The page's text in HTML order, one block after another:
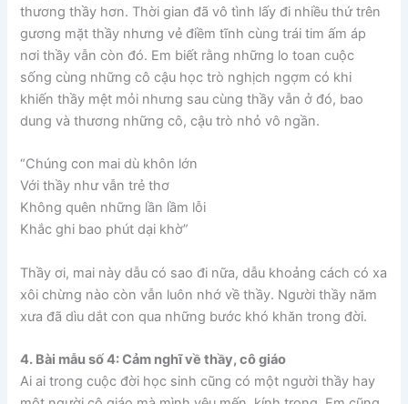
thương thầy hơn. Thời gian đã vô tình lấy đi nhiều thứ trên
gương mặt thầy nhưng vẻ điềm tĩnh cùng trái tim ấm áp
nơi thầy vẫn còn đó. Em biết rằng những lo toan cuộc
sống cùng những cô cậu học trò nghịch ngợm có khi
khiến thầy mệt mỏi nhưng sau cùng thầy vẫn ở đó, bao
dung và thương những cô, cậu trò nhỏ vô ngần.
“Chúng con mai dù khôn lớn
Với thầy như vẫn trẻ thơ
Không quên những lần lầm lỗi
Khắc ghi bao phút dại khờ”
Thầy ơi, mai này dẫu có sao đi nữa, dẫu khoảng cách có xa
xôi chừng nào còn vẫn luôn nhớ về thầy. Người thầy năm
xưa đã dìu dắt con qua những bước khó khăn trong đời.
4. Bài mẫu số 4: Cảm nghĩ về thầy, cô giáo
Ai ai trong cuộc đời học sinh cũng có một người thầy hay